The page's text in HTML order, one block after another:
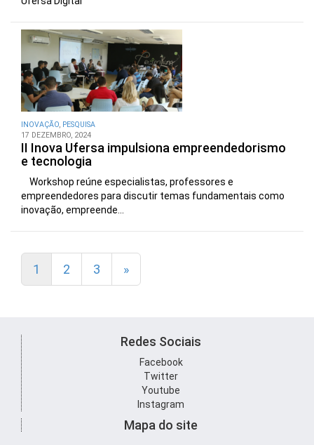
INOVAÇÃO, PESQUISA
17 DEZEMBRO, 2024
II Inova Ufersa impulsiona empreendedorismo
e tecnologia
Workshop reúne especialistas, professores e
empreendedores para discutir temas fundamentais como
inovação, empreende...
1 2 3 »
Redes Sociais
Facebook
Twitter
Youtube
Instagram
Mapa do site